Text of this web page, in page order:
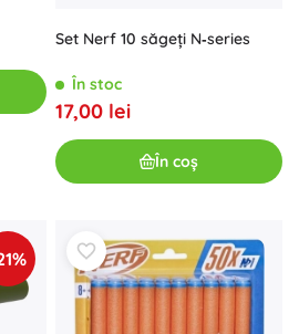
Set Nerf 10 săgeți N‑series
În stoc
17,00 lei
În coș